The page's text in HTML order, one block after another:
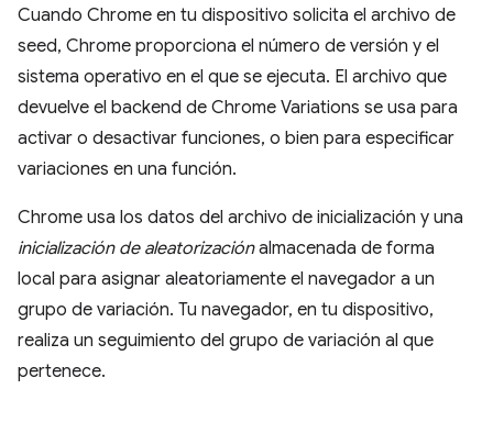
Cuando Chrome en tu dispositivo solicita el archivo de
seed, Chrome proporciona el número de versión y el
sistema operativo en el que se ejecuta. El archivo que
devuelve el backend de Chrome Variations se usa para
activar o desactivar funciones, o bien para especificar
variaciones en una función.
Chrome usa los datos del archivo de inicialización y una
inicialización de aleatorizaciónalmacenada de forma
local para asignar aleatoriamente el navegador a un
grupo de variación. Tu navegador, en tu dispositivo,
realiza un seguimiento del grupo de variación al que
pertenece.